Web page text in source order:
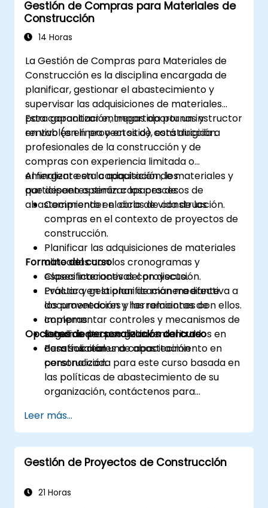
Gestión de Compras para Materiales de
Construcción
14 Horas
La Gestión de Compras para Materiales de
Construcción es la disciplina encargada de
planificar, gestionar el abastecimiento y
supervisar las adquisiciones de materiales
para garantizar entregas oportunas y
rentables en proyectos de construcción.
Esta capacitación, impartida por un instructor
en vivo (en línea o en sitio), está dirigida a
profesionales de la construcción y de
compras con experiencia limitada o
emergente en la adquisición de materiales y
que deseen optimizar los procesos de
abastecimiento en obras de construcción.
Al finalizar esta capacitación, los
participantes serán capaces de:
Comprender el ciclo de vida de las
compras en el contexto de proyectos de
construcción.
Planificar las adquisiciones de materiales
alineadas con los cronogramas y
especificaciones del proyecto.
Evaluar y gestionar de manera efectiva a
los proveedores y las relaciones con ellos.
Implementar controles y mecanismos de
seguimiento para el inventario de
construcción.
Formato del curso
Clases interactivas con discusión.
Práctica en la planificación mediante
documentación y herramientas de
compras.
Estudios de caso guiados centrados en
desafíos reales de abastecimiento en
construcción.
Opciones de personalización del curso
Para solicitar una capacitación
personalizada para este curso basada en
las políticas de abastecimiento de su
organización, contáctenos para
Leer más...
Gestión de Proyectos de Construcción
21 Horas